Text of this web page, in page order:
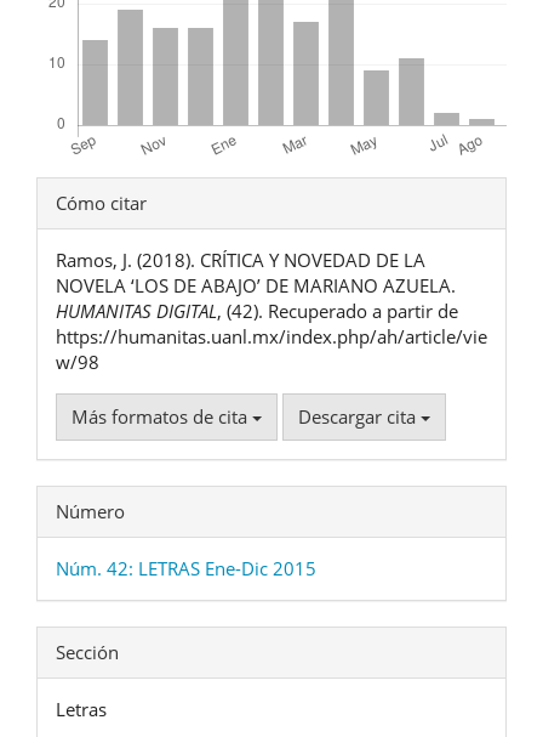
Detalles
del
artículo
Cómo citar
Ramos, J. (2018). CRÍTICA Y NOVEDAD DE LA
NOVELA ‘LOS DE ABAJO’ DE MARIANO AZUELA.
HUMANITAS DIGITAL, (42). Recuperado a partir de
https://humanitas.uanl.mx/index.php/ah/article/vie
w/98
Más formatos de cita Descargar cita
Número
Núm. 42: LETRAS Ene-Dic 2015
Sección
Letras